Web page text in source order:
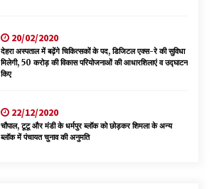
20/02/2020
देहरा अस्पताल में बढ़ेंगे चिकित्सकों के पद, डिजिटल एक्स-रे की सुविधा
मिलेगी, 50 करोड़ की विकास परियोजनाओं की आधारशिलाएं व उद्घाटन
किए
22/12/2020
चौपाल, टूटू और मंडी के धर्मपुर ब्लॉक को छोड़कर शिमला के अन्य
ब्लॉक में पंचायत चुनाव की अनुमति